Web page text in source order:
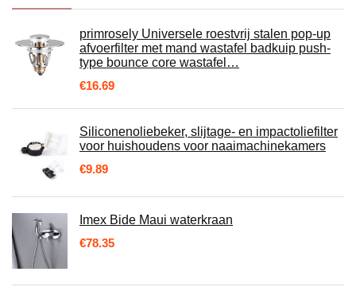
primrosely Universele roestvrij stalen pop-up
afvoerfilter met mand wastafel badkuip push-
type bounce core wastafel…
€16.69
Siliconenoliebeker, slijtage- en impactoliefilter
voor huishoudens voor naaimachinekamers
€9.89
Imex Bide Maui waterkraan
€78.35